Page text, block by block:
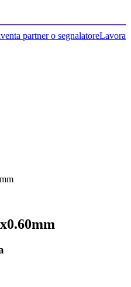
partner o segnalatoreLavora